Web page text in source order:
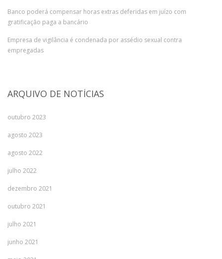
Banco poderá compensar horas extras deferidas em juízo com
gratificação paga a bancário
Empresa de vigilância é condenada por assédio sexual contra
empregadas
ARQUIVO DE NOTÍCIAS
outubro 2023
agosto 2023
agosto 2022
julho 2022
dezembro 2021
outubro 2021
julho 2021
junho 2021